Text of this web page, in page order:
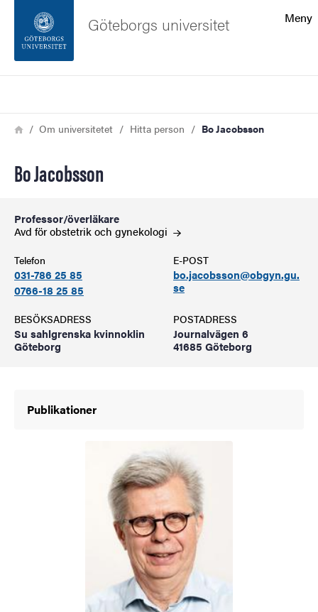
Sidfoten
Meny
Göteborgs universitet
Länkstig
HemOm universitetet Hitta person Bo Jacobsson
Bo Jacobsson
Professor/överläkare
Avd för obstetrik och gynekologi
Telefon
031-786 25 85
0766-18 25 85
E-POST
bo.jacobsson@obgyn.gu.
se
BESÖKSADRESS
Su sahlgrenska kvinnoklin
Göteborg
POSTADRESS
Journalvägen 6
41685 Göteborg
Publikationer